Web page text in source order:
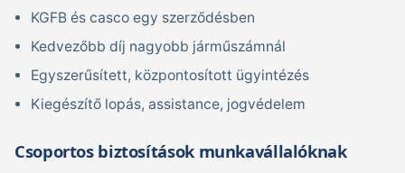
KGFB és casco egy szerződésben
Kedvezőbb díj nagyobb járműszámnál
Egyszerűsített, központosított ügyintézés
Kiegészítő lopás, assistance, jogvédelem
Csoportos biztosítások munkavállalóknak